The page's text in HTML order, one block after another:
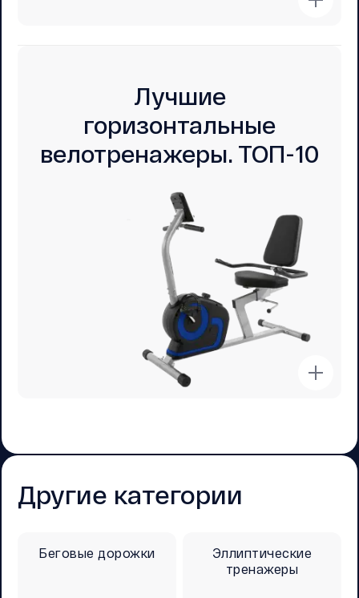
Лучшие
горизонтальные
велотренажеры. ТОП-10
Другие категории
Беговые дорожки
Эллиптические
тренажеры